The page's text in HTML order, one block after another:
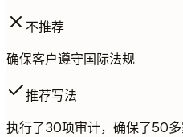
不推荐
确保客户遵守国际法规
推荐写法
执行了30项审计，确保了50